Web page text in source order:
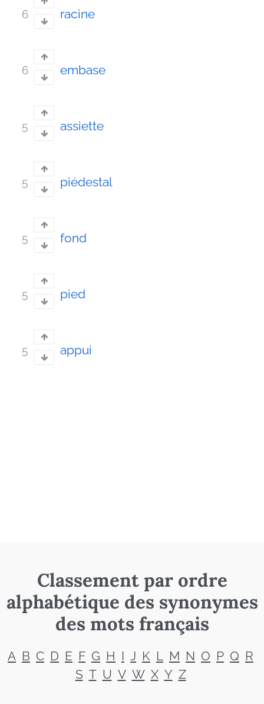
6 racine
6 embase
5 assiette
5 piédestal
5 fond
5 pied
5 appui
Classement par ordre
alphabétique des synonymes
des mots français
A B C D E F G H I J K L M N O P Q R
S T U V W X Y Z